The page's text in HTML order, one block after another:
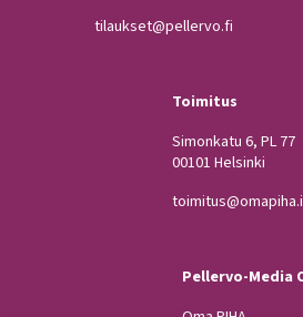
tilaukset@pellervo.fi
Toimitus
Simonkatu 6, PL 77
00101 Helsinki
Pellervo-Media